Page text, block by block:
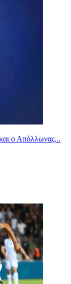
ο Απόλλωνας...